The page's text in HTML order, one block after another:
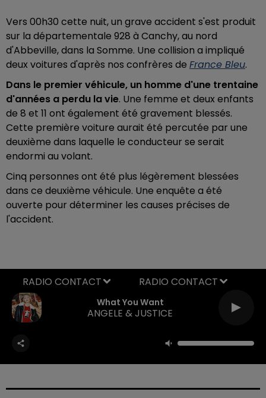
Vers 00h30 cette nuit, un grave accident s'est produit
sur la départementale 928 à Canchy, au nord
d'Abbeville, dans la Somme. Une collision a impliqué
deux voitures d'après nos confrères de France Bleu.
Dans le premier véhicule, un homme d'une trentaine
d'années a perdu la vie. Une femme et deux enfants
de 8 et 11 ont également été gravement blessés.
Cette première voiture aurait été percutée par une
deuxième dans laquelle le conducteur se serait
endormi au volant.
Cinq personnes ont été plus légèrement blessées
dans ce deuxième véhicule. Une enquête a été
ouverte pour déterminer les causes précises de
l'accident.
What You Want
ANGELE & JUSTICE
RADIO CONTACT